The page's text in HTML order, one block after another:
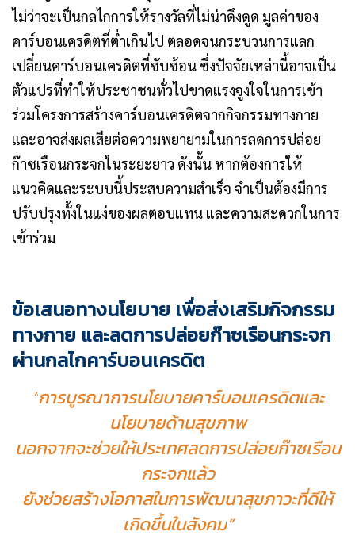
ไม่ว่าจะเป็นกลไกการให้รางวัลที่ไม่น่าดึงดูด มูลค่าของ
คาร์บอนเครดิตที่ต่ำเกินไป ตลอดจนกระบวนการแลก
เปลี่ยนคาร์บอนเครดิตที่ซับซ้อน ซึ่งปัจจัยเหล่านี้อาจเป็น
ตัวแปรที่ทำให้ประชาชนทั่วไปขาดแรงจูงใจในการเข้า
ร่วมโครงการสร้างคาร์บอนเครดิตจากกิจกรรมทางกาย
และอาจส่งผลเสียต่อความพยายามในการลดการปล่อย
ก๊าซเรือนกระจกในระยะยาว ดังนั้น หากต้องการให้
แนวคิดและระบบนี้ประสบความสำเร็จ จำเป็นต้องมีการ
ปรับปรุงทั้งในแง่ของผลตอบแทน และความสะดวกในการ
เข้าร่วม
ข้อเสนอทางนโยบาย เพื่อส่งเสริมกิจกรรม
ทางกาย และลดการปล่อยก๊าซเรือนกระจก
ผ่านกลไกคาร์บอนเครดิต
“การบูรณาการนโยบายคาร์บอนเครดิตและ
นโยบายด้านสุขภาพ
นอกจากจะช่วยให้ประเทศลดการปล่อยก๊าซเรือน
กระจกแล้ว
ยังช่วยสร้างโอกาสในการพัฒนาสุขภาวะที่ดีให้
เกิดขึ้นในสังคม”